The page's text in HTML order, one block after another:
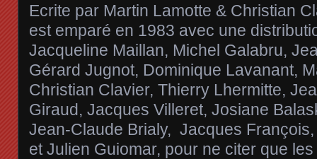
Ecrite par Martin Lamotte & Christian
est emparé en 1983 avec une
Jacqueline Maillan, Michel Galabru,
Gérard Jugnot, Dominique Lavanant,
Christian Clavier, Thierry Lhermitte,
Giraud, Jacques Villeret, Josiane
Jean-Claude Brialy, Jacques
et Julien Guiomar, pour ne citer que